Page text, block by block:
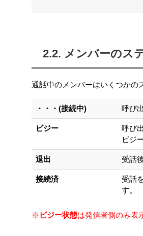
2.2. メンバーのス
通話中のメンバーはいくつかの
・・・(接続中) 呼び
ビジー
呼び
ビジ
退出 受話
接続済
受話
す。
※ ビジー状態は発信者側のみ表